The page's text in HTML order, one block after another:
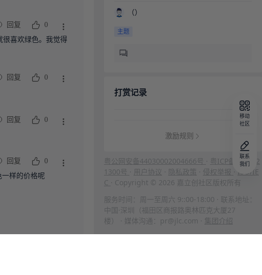
回复 0
很喜欢绿色。我觉得
回复 0
回复 0
回复 0
样的价格呢
（）
主题
打赏记录
激励规则
粤公网安备44030002004666号
粤ICP备202312
1300号
用户协议 隐私政策 侵权举报
ISO/IE
C
· Copyright © 2026 嘉立创社区版权所有
服务时间：周一至周六 9::00-18:00 · 联系地址：
中国·深圳（福田区商报路奥林匹克大厦27
楼） · 媒体沟通：pr@jlc.com · 集团介绍
移动
社区
联系
我们